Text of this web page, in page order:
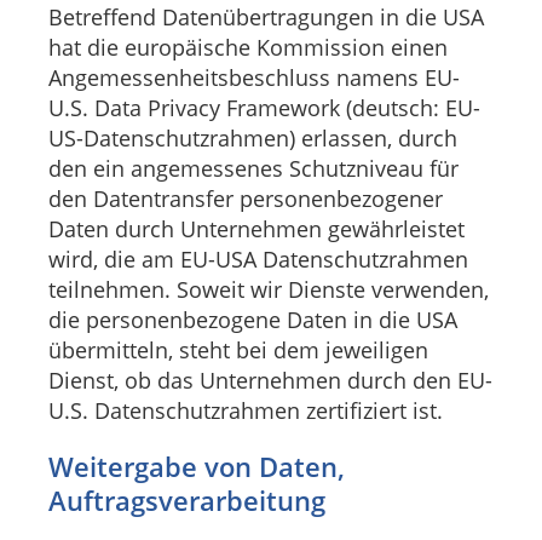
Betreffend Datenübertragungen in die USA
hat die europäische Kommission einen
Angemessenheitsbeschluss namens EU-
U.S. Data Privacy Framework (deutsch: EU-
US-Datenschutzrahmen) erlassen, durch
den ein angemessenes Schutzniveau für
den Datentransfer personenbezogener
Daten durch Unternehmen gewährleistet
wird, die am EU-USA Datenschutzrahmen
teilnehmen. Soweit wir Dienste verwenden,
die personenbezogene Daten in die USA
übermitteln, steht bei dem jeweiligen
Dienst, ob das Unternehmen durch den EU-
U.S. Datenschutzrahmen zertifiziert ist.
Weitergabe von Daten,
Auftragsverarbeitung